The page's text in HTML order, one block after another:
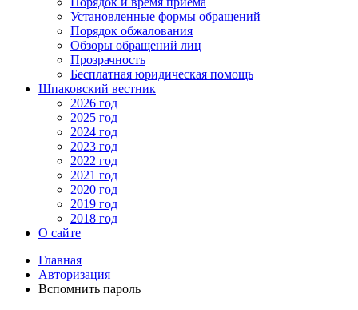
Установленные формы обращений
Порядок обжалования
Обзоры обращений лиц
Прозрачность
Бесплатная юридическая помощь
Шпаковский вестник
2026 год
2025 год
2024 год
2023 год
2022 год
2021 год
2020 год
2019 год
2018 год
О сайте
Главная
Авторизация
Вспомнить пароль